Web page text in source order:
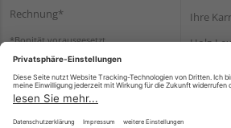
Rechnung*
*Bonität vorausgesetzt
Ihre
Holz-